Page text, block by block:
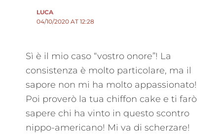
LUCA
04/10/2020 AT 12:28
Sì è il mio caso “vostro onore”! La
consistenza è molto particolare, ma il
sapore non mi ha molto appassionato!
Poi proverò la tua chiffon cake e ti farò
sapere chi ha vinto in questo scontro
nippo-americano! Mi va di scherzare!